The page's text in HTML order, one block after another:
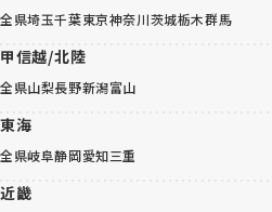
全県埼玉千葉東京神奈川茨城栃木群馬
甲信越/北陸
全県山梨長野新潟富山
東海
全県岐阜静岡愛知三重
近畿